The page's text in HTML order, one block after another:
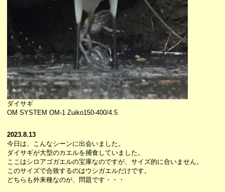
ダイサギ
OM SYSTEM OM-1 Zuiko150-400/4.5
2023.8.13
今日は、こんなシーンに出会いました。
ダイサギが大型のカエルを捕食していました。
ここはシロアゴガエルの宝庫なのですが、サイズ的に合いません。
このサイズで合致するのはウシガエルだけです。
どちらも外来種なのが、問題です・・・